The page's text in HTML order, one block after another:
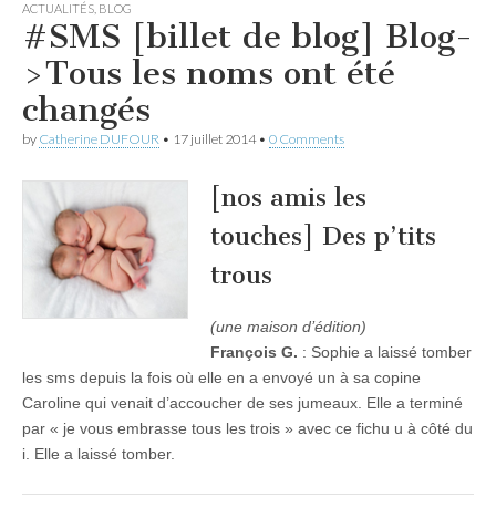
ACTUALITÉS BLOG
#SMS [billet de blog] Blog-
>Tous les noms ont été
changés
by Catherine DUFOUR • 17 juillet 2014• 0 Comments
[nos amis les
touches] Des p’tits
trous
(une maison d’édition)
François G. : Sophie a laissé tomber
les sms depuis la fois où elle en a envoyé un à sa copine
Caroline qui venait d’accoucher de ses jumeaux. Elle a terminé
par « je vous embrasse tous les trois » avec ce fichu u à côté du
i. Elle a laissé tomber.